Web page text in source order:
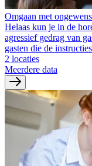
Omgaan met
Helaas kun je in de
agressief gedrag van
gasten die de
2 locaties
Meerdere data